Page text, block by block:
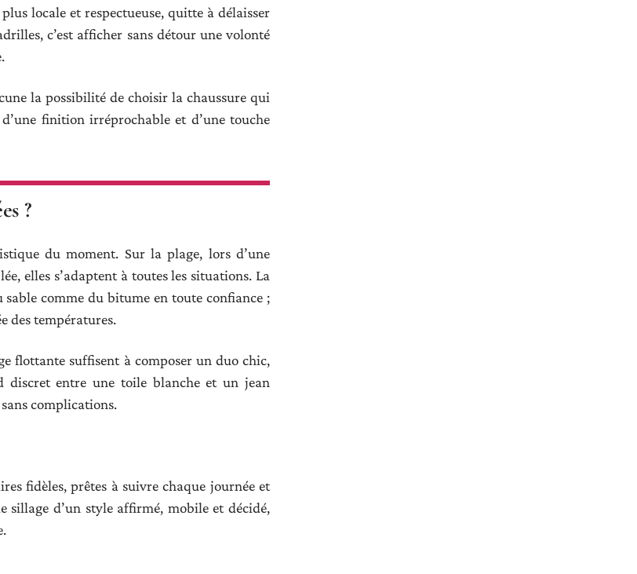
locale et respectueuse, quitte à délaisser
c’est afficher sans détour une volonté
la possibilité de choisir la chaussure qui
finition irréprochable et d’une touche
?
du moment. Sur la plage, lors d’une
elles s’adaptent à toutes les situations. La
comme du bitume en toute confiance ;
des températures.
flottante suffisent à composer un duo chic,
discret entre une toile blanche et un jean
complications.
fidèles, prêtes à suivre chaque journée et
sillage d’un style affirmé, mobile et décidé,